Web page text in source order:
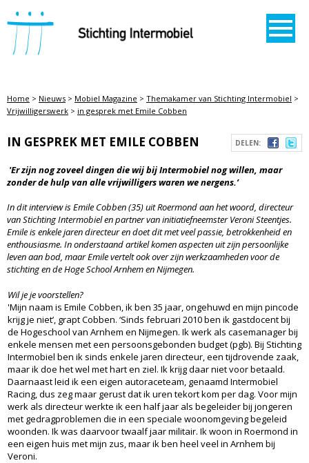
STICHTING INTERMOBIEL
Home > Nieuws > Mobiel Magazine > Themakamer van Stichting Intermobiel >
Vrijwilligerswerk > in gesprek met Emile Cobben
DELEN:
IN GESPREK MET EMILE COBBEN
'Er zijn nog zoveel dingen die wij bij Intermobiel nog willen, maar
zonder de hulp van alle vrijwilligers waren we nergens.’
In dit interview is Emile Cobben (35) uit Roermond aan het woord, directeur
van Stichting Intermobiel en partner van initiatiefneemster Veroni Steentjes.
Emile is enkele jaren directeur en doet dit met veel passie, betrokkenheid en
enthousiasme. In onderstaand artikel komen aspecten uit zijn persoonlijke
leven aan bod, maar Emile vertelt ook over zijn werkzaamheden voor de
stichting en de Hoge School Arnhem en Nijmegen.
Wil je je voorstellen?
'Mijn naam is Emile Cobben, ik ben 35 jaar, ongehuwd en mijn pincode
krijg je niet’, grapt Cobben. ‘Sinds februari 2010 ben ik gastdocent bij
de Hogeschool van Arnhem en Nijmegen. Ik werk als casemanager bij
enkele mensen met een persoonsgebonden budget (pgb). Bij Stichting
Intermobiel ben ik sinds enkele jaren directeur, een tijdrovende zaak,
maar ik doe het wel met hart en ziel. Ik krijg daar niet voor betaald.
Daarnaast leid ik een eigen autoraceteam, genaamd Intermobiel
Racing, dus zeg maar gerust dat ik uren tekort kom per dag. Voor mijn
werk als directeur werkte ik een half jaar als begeleider bij jongeren
met gedragproblemen die in een speciale woonomgeving begeleid
woonden. Ik was daarvoor twaalf jaar militair. Ik woon in Roermond in
een eigen huis met mijn zus, maar ik ben heel veel in Arnhem bij
Veroni.